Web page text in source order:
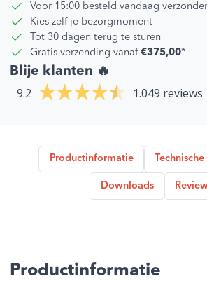
Voor 15:00 besteld vandaag
Kies zelf je bezorgmoment
Tot 30 dagen terug te sturen
Gratis verzending vanaf €375,00*
Blije klanten 🔥
9.2 1.049 reviews
Productinformatie
Downloads
Productinformatie